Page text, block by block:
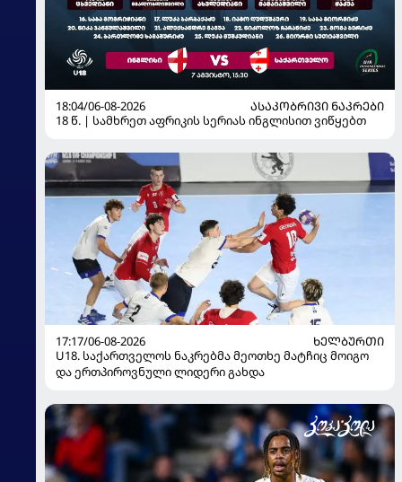
18:04/06-08-2026
ᲐᲡᲐᲙᲝᲑᲠᲘᲕᲘ ᲜᲐᲙᲠᲔᲑᲘ
18 წ. | სამხრეთ აფრიკის სერიას ინგლისით ვიწყებთ
17:17/06-08-2026
ᲮᲔᲚᲑᲣᲠᲗᲘ
U18. საქართველოს ნაკრებმა მეოთხე მატჩიც მოიგო
და ერთპიროვნული ლიდერი გახდა